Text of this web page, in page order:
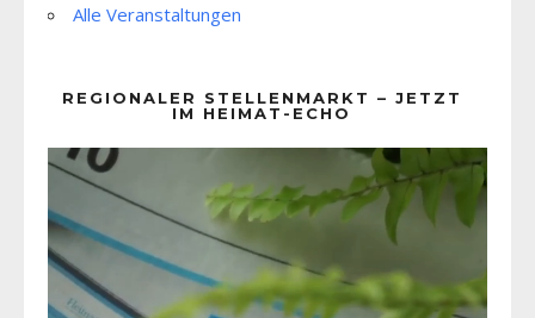
Alle Veranstaltungen
REGIONALER STELLENMARKT – JETZT
IM HEIMAT-ECHO
Player